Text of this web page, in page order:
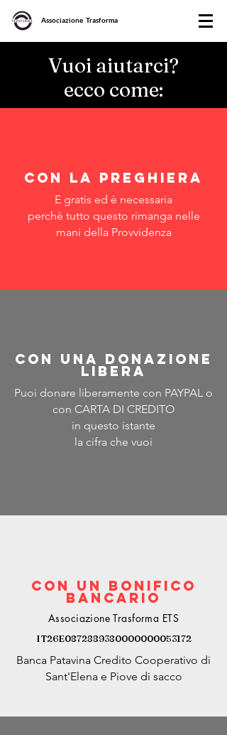
Associazione Trasforma
Vuoi aiutarci?
ecco come:
con la preghiera
E gratis ed è necessaria
perchè tutto questo rimanga nelle
mani della Provvidenza
CON UNA DONAZIONE
LIBERA
Puoi donare liberamente con PAYPAL o
con CARTA DI CREDITO
in questo istante
la cifra che vuoi
CON UN BONIFICO
bancario
Associazione Trasforma ETS
IT26E0872889380000000053172
Banca Patavina Credito Cooperativo di
Sant'Elena e Piove di sacco